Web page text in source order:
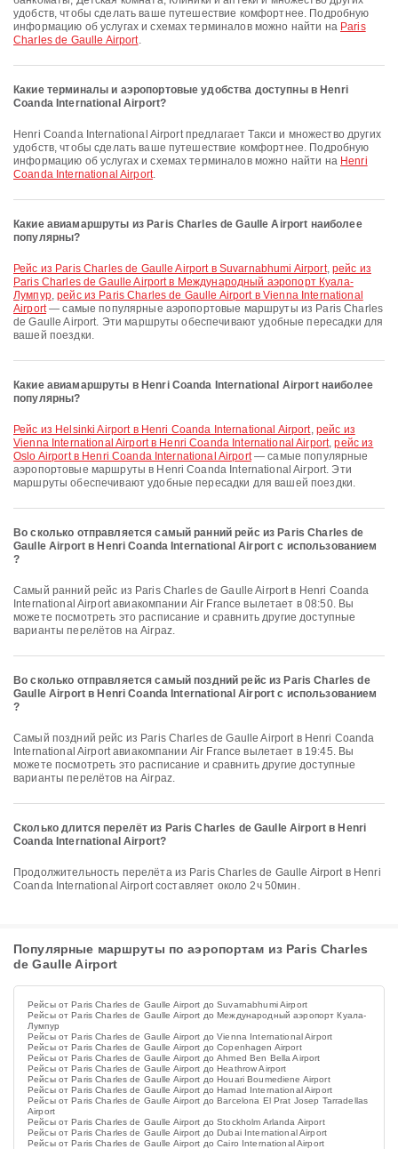
удобств, чтобы сделать ваше путешествие комфортнее. Подробную
информацию об услугах и схемах терминалов можно найти на Paris
Charles de Gaulle Airport.
Какие терминалы и аэропортовые удобства доступны в Henri
Coanda International Airport?
Henri Coanda International Airport предлагает Такси и множество других
удобств, чтобы сделать ваше путешествие комфортнее. Подробную
информацию об услугах и схемах терминалов можно найти на Henri
Coanda International Airport.
Какие авиамаршруты из Paris Charles de Gaulle Airport наиболее
популярны?
рейс из Paris Charles de Gaulle Airport в Suvarnabhumi Airport, рейс из
Paris Charles de Gaulle Airport в Международный аэропорт Куала-
Лумпур,рейс из Paris Charles de Gaulle Airport в Vienna International
Airport— самые популярные аэропортовые маршруты из Paris Charles
de Gaulle Airport. Эти маршруты обеспечивают удобные пересадки для
вашей поездки.
Какие авиамаршруты в Henri Coanda International Airport наиболее
популярны?
рейс из Helsinki Airport в Henri Coanda International Airport, рейс из
Vienna International Airport в Henri Coanda International Airport,рейс из
Oslo Airport в Henri Coanda International Airport— самые популярные
аэропортовые маршруты в Henri Coanda International Airport. Эти
маршруты обеспечивают удобные пересадки для вашей поездки.
Во сколько отправляется самый ранний рейс из Paris Charles de
Gaulle Airport в Henri Coanda International Airport с использованием
?
Самый ранний рейс из Paris Charles de Gaulle Airport в Henri Coanda
International Airport авиакомпании Air France вылетает в 08:50. Вы
можете посмотреть это расписание и сравнить другие доступные
варианты перелётов на Airpaz.
Во сколько отправляется самый поздний рейс из Paris Charles de
Gaulle Airport в Henri Coanda International Airport с использованием
?
Самый поздний рейс из Paris Charles de Gaulle Airport в Henri Coanda
International Airport авиакомпании Air France вылетает в 19:45. Вы
можете посмотреть это расписание и сравнить другие доступные
варианты перелётов на Airpaz.
Сколько длится перелёт из Paris Charles de Gaulle Airport в Henri
Coanda International Airport?
Продолжительность перелёта из Paris Charles de Gaulle Airport в Henri
Coanda International Airport составляет около 2ч 50мин.
Популярные маршруты по аэропортам из Paris Charles
de Gaulle Airport
Рейсы от Paris Charles de Gaulle Airport до Suvarnabhumi Airport
Рейсы от Paris Charles de Gaulle Airport до Международный аэропорт Куала-
Лумпур
Рейсы от Paris Charles de Gaulle Airport до Vienna International Airport
Рейсы от Paris Charles de Gaulle Airport до Copenhagen Airport
Рейсы от Paris Charles de Gaulle Airport до Ahmed Ben Bella Airport
Рейсы от Paris Charles de Gaulle Airport до Heathrow Airport
Рейсы от Paris Charles de Gaulle Airport до Houari Boumediene Airport
Рейсы от Paris Charles de Gaulle Airport до Hamad International Airport
Рейсы от Paris Charles de Gaulle Airport до Barcelona El Prat Josep Tarradellas
Airport
Рейсы от Paris Charles de Gaulle Airport до Stockholm Arlanda Airport
Рейсы от Paris Charles de Gaulle Airport до Dubai International Airport
Рейсы от Paris Charles de Gaulle Airport до Cairo International Airport